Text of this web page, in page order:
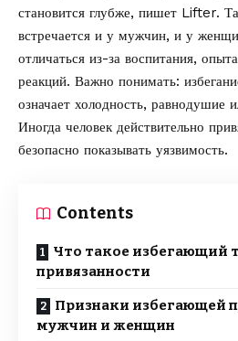
становится глубже, пишет Lifter.
встречается и у мужчин, и у
отличаться из-за воспитания,
реакций. Важно понимать:
означает холодность, равнодушие
Иногда человек действительно
безопасно показывать уязвимость.
Contents
Что такое избегающий
привязанности
Признаки избегающей
мужчин и женщин